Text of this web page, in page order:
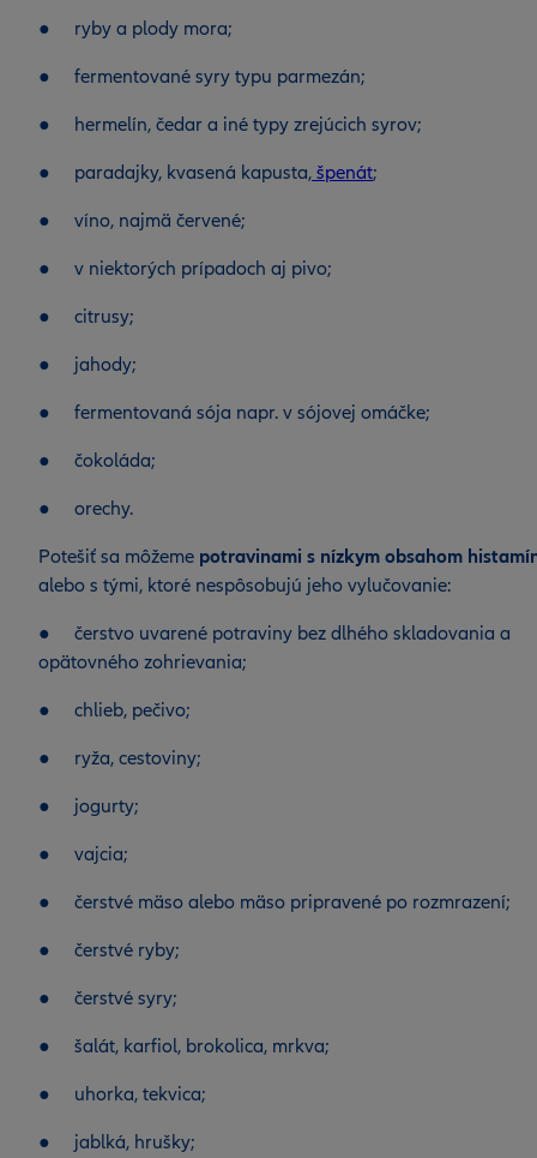
● ryby a plody mora;
● fermentované syry typu parmezán;
● hermelín, čedar a iné typy zrejúcich syrov;
● paradajky, kvasená kapusta, špenát;
● víno, najmä červené;
● v niektorých prípadoch aj pivo;
● citrusy;
● jahody;
● fermentovaná sója napr. v sójovej omáčke;
● čokoláda;
● orechy.
Potešiť sa môžeme potravinami s nízkym obsahom
alebo s tými, ktoré nespôsobujú jeho vylučovanie:
● čerstvo uvarené potraviny bez dlhého skladovania a
opätovného zohrievania;
● chlieb, pečivo;
● ryža, cestoviny;
● jogurty;
● vajcia;
● čerstvé mäso alebo mäso pripravené po rozmrazení;
● čerstvé ryby;
● čerstvé syry;
● šalát, karfiol, brokolica, mrkva;
● uhorka, tekvica;
● jablká, hrušky;